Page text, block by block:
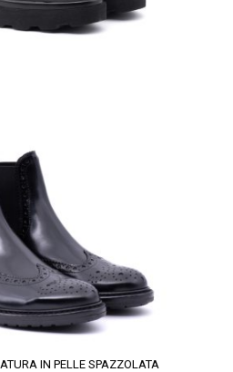
IN PELLE SPAZZOLATA